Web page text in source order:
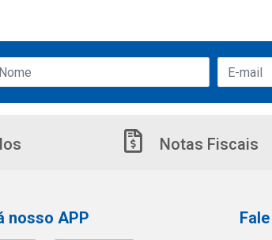
Notas Fiscais
nosso APP